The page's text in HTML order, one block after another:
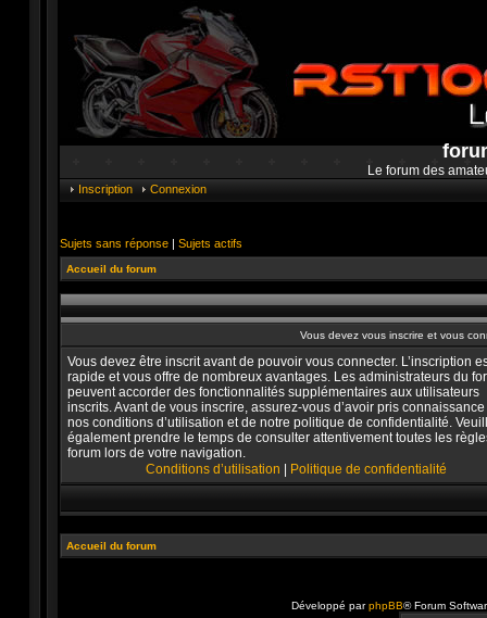
Le forum des
Inscription Connexion
Sujets sans réponse | Sujets actifs
Accueil du forum
Vous devez vous inscrire et vous
Vous devez être inscrit avant de pouvoir vous connecter. L’inscription
rapide et vous offre de nombreux avantages. Les administrateurs du
peuvent accorder des fonctionnalités supplémentaires aux utilisateurs
inscrits. Avant de vous inscrire, assurez-vous d’avoir pris
nos conditions d’utilisation et de notre politique de confidentialité.
également prendre le temps de consulter attentivement toutes les
forum lors de votre navigation.
Conditions d’utilisation
Politique de confidentialité
Accueil du forum
Développé parphpBB® Forum